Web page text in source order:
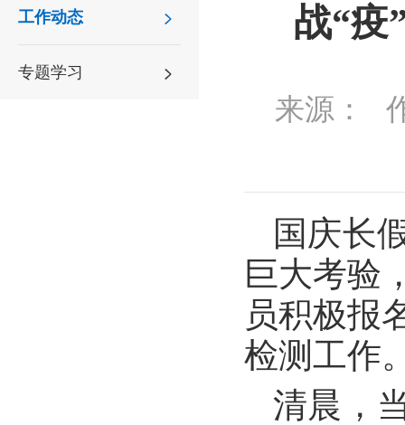
工作动态
专题学习
战“
来源：
国庆长
巨大考验
员积极报
检测工作
清晨，